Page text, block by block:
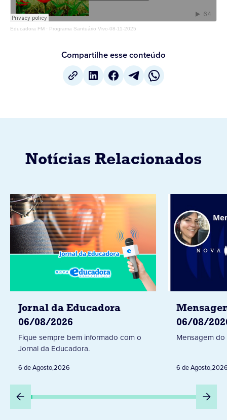
Educadora FM · Programa Santuário Vivo-08-11-2025
Compartilhe esse conteúdo
Notícias Relacionados
Jornal da Educadora
06/08/2026
Fique sempre bem informado com o
Jornal da Educadora.
6 de Agosto,2026
06/08/
Mensagem do
6 de Agosto,